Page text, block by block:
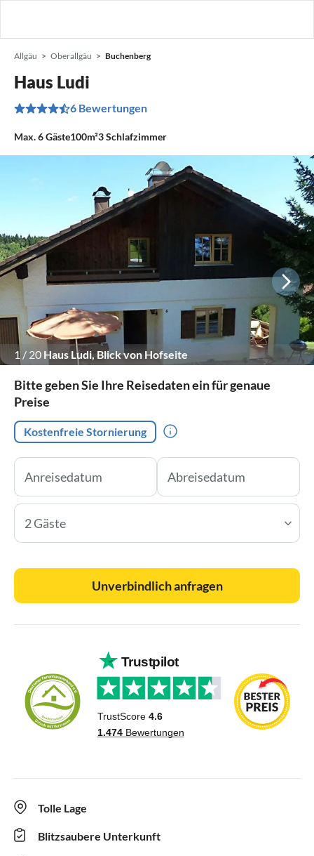
Allgäu Oberallgäu Buchenberg
Haus Ludi
6 Bewertungen
Max.6Gäste100m²3Schlafzimmer
1 / 20 Haus Ludi, Blick von Hofseite
Bitte geben Sie Ihre Reisedaten ein für genaue
Preise
Kostenfreie Stornierung
2 Gäste
Unverbindlich anfragen
Tolle Lage
Blitzsaubere Unterkunft